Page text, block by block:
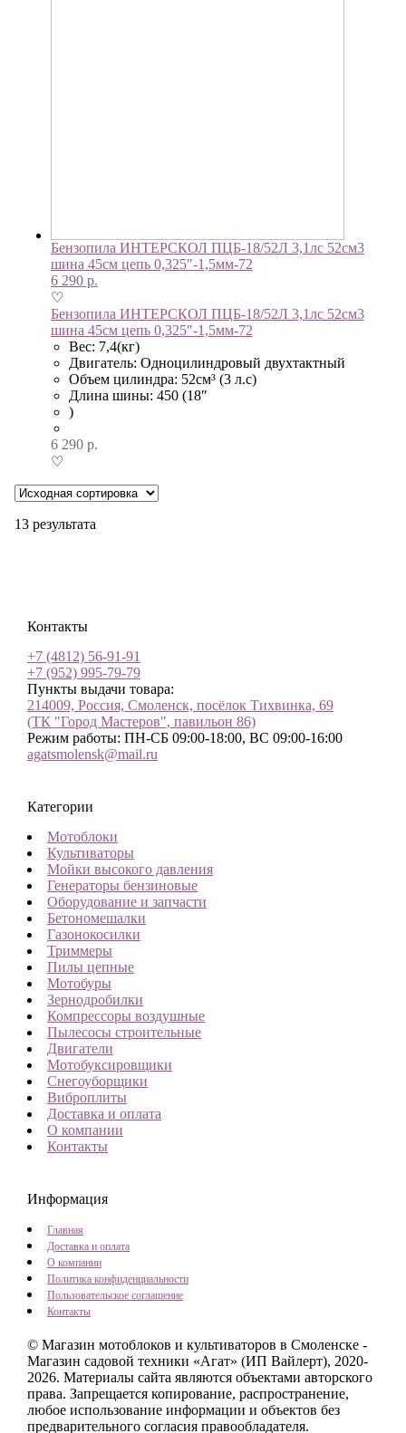
Бензопила ИНТЕРСКОЛ ПЦБ-18/52Л 3,1лс 52см3
шина 45см цепь 0,325″-1,5мм-72
6 290р.
♡
Бензопила ИНТЕРСКОЛ ПЦБ-18/52Л 3,1лс 52см3
шина 45см цепь 0,325″-1,5мм-72
Вес: 7,4(кг)
Двигатель: Одноцилиндровый двухтактный
Объем цилиндра: 52см³ (3 л.с)
Длина шины: 450 (18″
)
6 290р.
♡
13 результата
Контакты
+7 (4812) 56-91-91
+7 (952) 995-79-79
Пункты выдачи товара:
214009, Россия, Смоленск, посёлок Тихвинка, 69
(ТК "Город Мастеров", павильон 86)
Режим работы: ПН-СБ 09:00-18:00, ВС 09:00-16:00
agatsmolensk@mail.ru
Категории
Мотоблоки
Культиваторы
Мойки высокого давления
Генераторы бензиновые
Оборудование и запчасти
Бетономешалки
Газонокосилки
Триммеры
Пилы цепные
Мотобуры
Зернодробилки
Компрессоры воздушные
Пылесосы строительные
Двигатели
Мотобуксировщики
Снегоуборщики
Виброплиты
Доставка и оплата
О компании
Контакты
Информация
Главная
Доставка и оплата
О компании
Политика конфиденциальности
Пользовательское соглашение
Контакты
© Магазин мотоблоков и культиваторов в Смоленске -
Магазин садовой техники «Агат» (ИП Вайлерт), 2020-
2026. Материалы сайта являются объектами авторского
права. Запрещается копирование, распространение,
любое использование информации и объектов без
предварительного согласия правообладателя.